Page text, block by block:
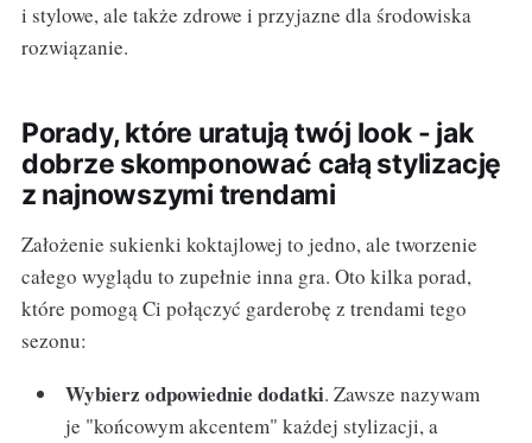
i stylowe, ale także zdrowe i przyjazne dla środowiska
rozwiązanie.
Porady, które uratują twój look - jak
dobrze skomponować całą stylizację
z najnowszymi trendami
Założenie sukienki koktajlowej to jedno, ale tworzenie
całego wyglądu to zupełnie inna gra. Oto kilka porad,
które pomogą Ci połączyć garderobę z trendami tego
sezonu:
Wybierz odpowiednie dodatki. Zawsze nazywam
je "końcowym akcentem" każdej stylizacji, a